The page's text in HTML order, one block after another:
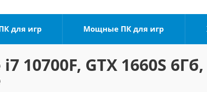
для игр Мощные ПК для игр
10700F, GTX 1660S 6Гб,